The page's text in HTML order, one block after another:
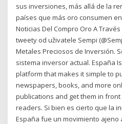
sus inversiones, más allá de la
países que más oro consumen
Noticias Del Compro Oro A
tweety od uživatele Sempi
Metales Preciosos de Inversión.
sistema inversor actual. España
platform that makes it simple to
newspapers, books, and more
publications and get them in
readers. Si bien es cierto que la
España fue un movimiento